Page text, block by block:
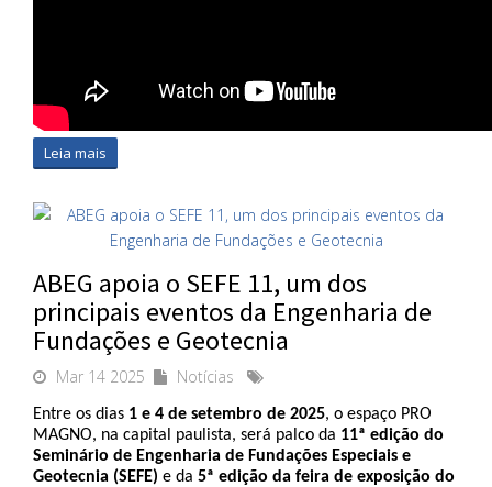
Leia mais
ABEG apoia o SEFE 11, um dos
principais eventos da Engenharia de
Fundações e Geotecnia
Mar 14 2025 Notícias
Entre os dias 1 e 4 de setembro de 2025, o espaço PRO
MAGNO, na capital paulista, será palco da 11ª edição do
Seminário de Engenharia de Fundações Especiais e
Geotecnia (SEFE) e da 5ª edição da feira de exposição do